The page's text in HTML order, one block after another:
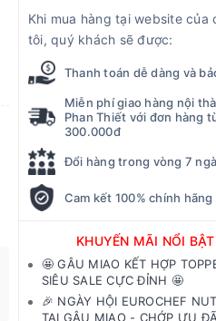
Khi mua hàng tại website của
tôi, quý khách sẽ được:
Thanh toán dễ dàng và
Miễn phí giao hàng nội
Phan Thiết với đơn hàng
300.000đ
Đổi hàng trong vòng 7
Cam kết 100% chính hãng
KHUYẾN MÃI NỔI BẬT
🤩 GÂU MIAO KẾT HỢP
SIÊU SALE CỰC ĐỈNH 🤩
🎉 NGÀY HỘI EUROCHEF
TẠI GÂU MIAO - CHỚP ƯU